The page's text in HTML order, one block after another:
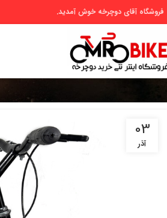
فروشگاه آقای دوچرخه خوش آمدید.
03
آذر